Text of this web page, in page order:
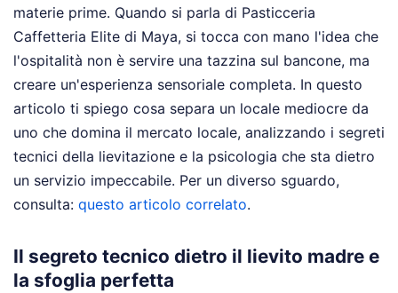
materie prime. Quando si parla di Pasticceria
Caffetteria Elite di Maya, si tocca con mano l'idea che
l'ospitalità non è servire una tazzina sul bancone, ma
creare un'esperienza sensoriale completa. In questo
articolo ti spiego cosa separa un locale mediocre da
uno che domina il mercato locale, analizzando i segreti
tecnici della lievitazione e la psicologia che sta dietro
un servizio impeccabile. Per un diverso sguardo,
consulta: questo articolo correlato.
Il segreto tecnico dietro il lievito madre e
la sfoglia perfetta